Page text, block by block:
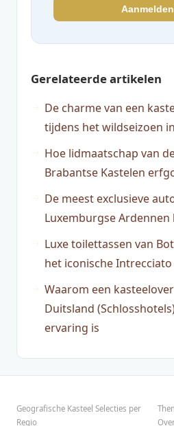
Gerelateerde artikelen
De charme van een
tijdens het wildseizoen
Hoe lidmaatschap van
Brabantse Kastelen
De meest exclusieve
Luxemburgse
Luxe toilettassen van
het iconische
Waarom een
Duitsland
ervaring is
Geografische Kasteel Selecties per
Regio